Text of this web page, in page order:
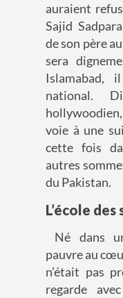
auraient
Sajid Sadpara
de son père au
sera
Islamabad,
national. D
voie à une
cette fois
autres
du Pakistan.
L’école
Né dans
pauvre au
n’était pas
regarde